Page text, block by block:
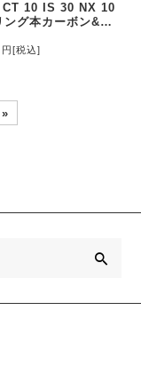
CT 10 IS 30 NX 10
ング本カーボン&パ
392_CAR
円[税込]
»